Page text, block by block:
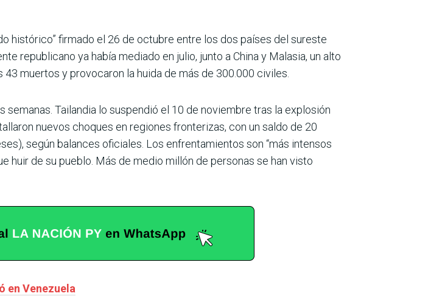
histórico” firmado el 26 de octubre entre los dos países del sureste
republicano ya había mediado en julio, junto a China y Malasia, un alto
muertos y provocaron la huida de más de 300.000 civiles.
Tailandia lo suspendió el 10 de noviembre tras la explosión
nuevos choques en regiones fronterizas, con un saldo de 20
según balances oficiales. Los enfrentamientos son “más intensos
huir de su pueblo. Más de medio millón de personas se han visto
en Venezuela